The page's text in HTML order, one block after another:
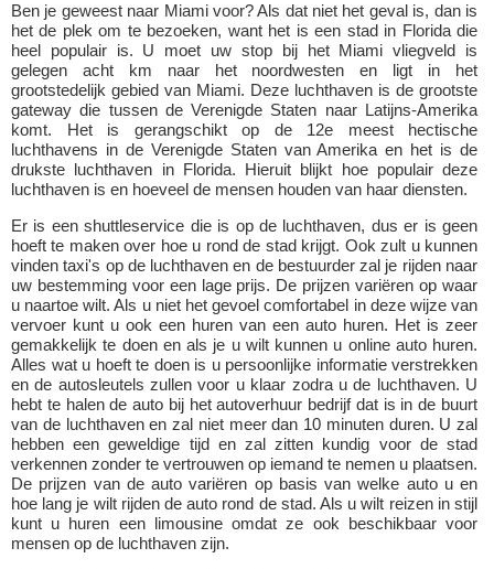
Ben je geweest naar Miami voor? Als dat niet het geval is, dan is
het de plek om te bezoeken, want het is een stad in Florida die
heel populair is. U moet uw stop bij het Miami vliegveld is
gelegen acht km naar het noordwesten en ligt in het
grootstedelijk gebied van Miami. Deze luchthaven is de grootste
gateway die tussen de Verenigde Staten naar Latijns-Amerika
komt. Het is gerangschikt op de 12e meest hectische
luchthavens in de Verenigde Staten van Amerika en het is de
drukste luchthaven in Florida. Hieruit blijkt hoe populair deze
luchthaven is en hoeveel de mensen houden van haar diensten.
Er is een shuttleservice die is op de luchthaven, dus er is geen
hoeft te maken over hoe u rond de stad krijgt. Ook zult u kunnen
vinden taxi's op de luchthaven en de bestuurder zal je rijden naar
uw bestemming voor een lage prijs. De prijzen variëren op waar
u naartoe wilt. Als u niet het gevoel comfortabel in deze wijze van
vervoer kunt u ook een huren van een auto huren. Het is zeer
gemakkelijk te doen en als je u wilt kunnen u online auto huren.
Alles wat u hoeft te doen is u persoonlijke informatie verstrekken
en de autosleutels zullen voor u klaar zodra u de luchthaven. U
hebt te halen de auto bij het autoverhuur bedrijf dat is in de buurt
van de luchthaven en zal niet meer dan 10 minuten duren. U zal
hebben een geweldige tijd en zal zitten kundig voor de stad
verkennen zonder te vertrouwen op iemand te nemen u plaatsen.
De prijzen van de auto variëren op basis van welke auto u en
hoe lang je wilt rijden de auto rond de stad. Als u wilt reizen in stijl
kunt u huren een limousine omdat ze ook beschikbaar voor
mensen op de luchthaven zijn.